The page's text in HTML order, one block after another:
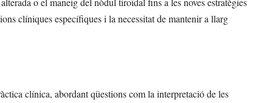
clíniques específiques i la necessitat de mantenir a llarg
clínica, abordant qüestions com la interpretació de les